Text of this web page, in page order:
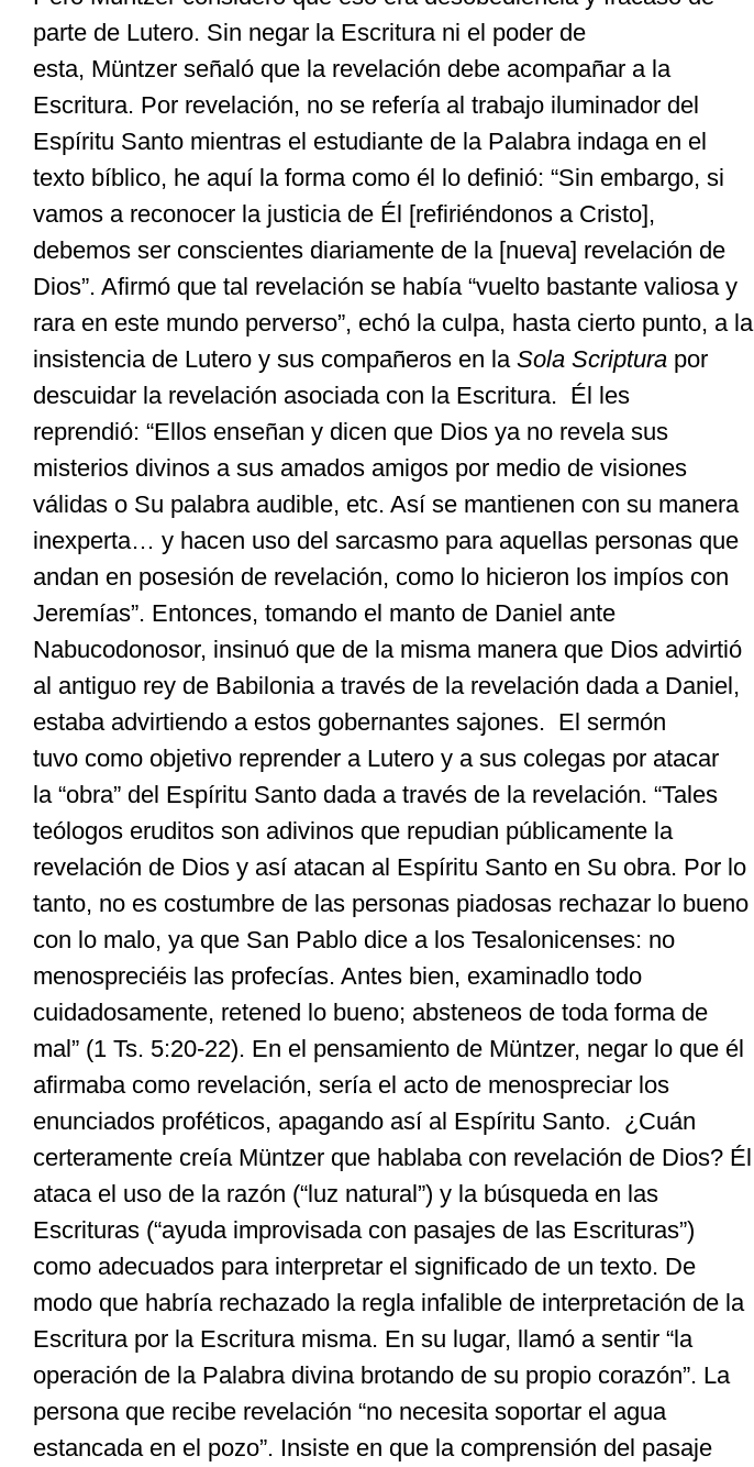
parte de Lutero. Sin negar la Escritura ni el poder de
esta, Müntzer señaló que la revelación debe acompañar a la
Escritura. Por revelación, no se refería al trabajo iluminador del
Espíritu Santo mientras el estudiante de la Palabra indaga en el
texto bíblico, he aquí la forma como él lo definió: “Sin embargo, si
vamos a reconocer la justicia de Él [refiriéndonos a Cristo],
debemos ser conscientes diariamente de la [nueva] revelación de
Dios”. Afirmó que tal revelación se había “vuelto bastante valiosa y
rara en este mundo perverso”, echó la culpa, hasta cierto punto, a la
insistencia de Lutero y sus compañeros en la Sola Scriptura por
descuidar la revelación asociada con la Escritura. Él les
reprendió: “Ellos enseñan y dicen que Dios ya no revela sus
misterios divinos a sus amados amigos por medio de visiones
válidas o Su palabra audible, etc. Así se mantienen con su manera
inexperta… y hacen uso del sarcasmo para aquellas personas que
andan en posesión de revelación, como lo hicieron los impíos con
Jeremías”. Entonces, tomando el manto de Daniel ante
Nabucodonosor, insinuó que de la misma manera que Dios advirtió
al antiguo rey de Babilonia a través de la revelación dada a Daniel,
estaba advirtiendo a estos gobernantes sajones. El sermón
tuvo como objetivo reprender a Lutero y a sus colegas por atacar
la “obra” del Espíritu Santo dada a través de la revelación. “Tales
teólogos eruditos son adivinos que repudian públicamente la
revelación de Dios y así atacan al Espíritu Santo en Su obra. Por lo
tanto, no es costumbre de las personas piadosas rechazar lo bueno
con lo malo, ya que San Pablo dice a los Tesalonicenses: no
menospreciéis las profecías. Antes bien, examinadlo todo
cuidadosamente, retened lo bueno; absteneos de toda forma de
mal” (1 Ts. 5:20-22). En el pensamiento de Müntzer, negar lo que él
afirmaba como revelación, sería el acto de menospreciar los
enunciados proféticos, apagando así al Espíritu Santo. ¿Cuán
certeramente creía Müntzer que hablaba con revelación de Dios? Él
ataca el uso de la razón (“luz natural”) y la búsqueda en las
Escrituras (“ayuda improvisada con pasajes de las Escrituras”)
como adecuados para interpretar el significado de un texto. De
modo que habría rechazado la regla infalible de interpretación de la
Escritura por la Escritura misma. En su lugar, llamó a sentir “la
operación de la Palabra divina brotando de su propio corazón”. La
persona que recibe revelación “no necesita soportar el agua
estancada en el pozo”. Insiste en que la comprensión del pasaje